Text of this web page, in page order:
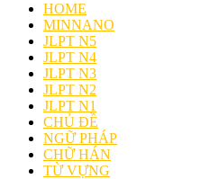
HOME
MINNANO
JLPT N5
JLPT N4
JLPT N3
JLPT N2
JLPT N1
CHỦ ĐỀ
NGỮ PHÁP
CHỮ HÁN
TỪ VỰNG